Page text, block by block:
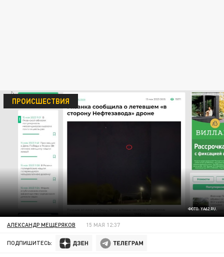
ФОТО: YA62.RU.
ПРОИСШЕСТВИЯ
АЛЕКСАНДР МЕЩЕРЯКОВ 15 МАЯ 12:37
ПОДПИШИТЕСЬ: